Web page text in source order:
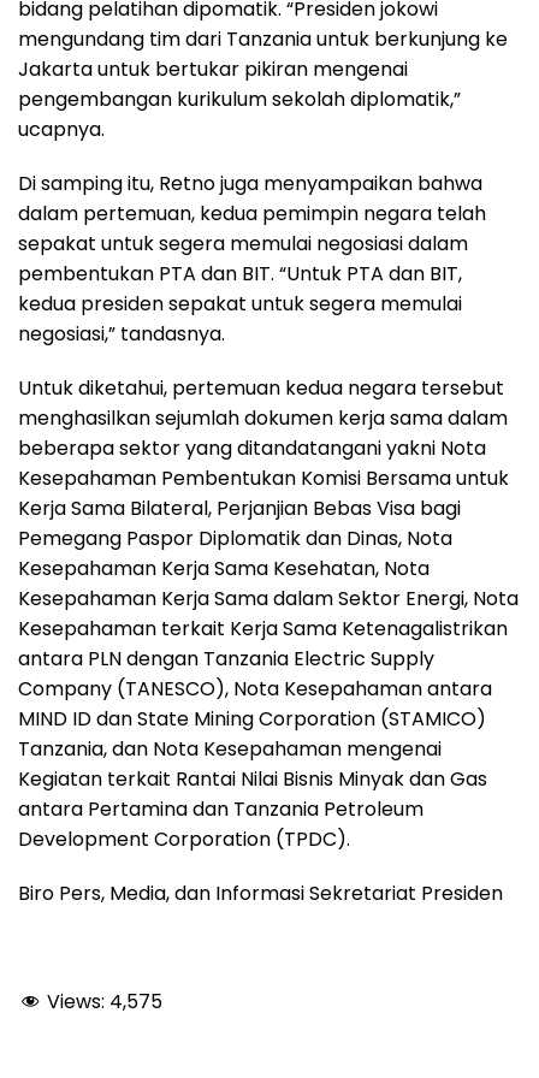
bidang pelatihan dipomatik. “Presiden jokowi
mengundang tim dari Tanzania untuk berkunjung ke
Jakarta untuk bertukar pikiran mengenai
pengembangan kurikulum sekolah diplomatik,”
ucapnya.
Di samping itu, Retno juga menyampaikan bahwa
dalam pertemuan, kedua pemimpin negara telah
sepakat untuk segera memulai negosiasi dalam
pembentukan PTA dan BIT. “Untuk PTA dan BIT,
kedua presiden sepakat untuk segera memulai
negosiasi,” tandasnya.
Untuk diketahui, pertemuan kedua negara tersebut
menghasilkan sejumlah dokumen kerja sama dalam
beberapa sektor yang ditandatangani yakni Nota
Kesepahaman Pembentukan Komisi Bersama untuk
Kerja Sama Bilateral, Perjanjian Bebas Visa bagi
Pemegang Paspor Diplomatik dan Dinas, Nota
Kesepahaman Kerja Sama Kesehatan, Nota
Kesepahaman Kerja Sama dalam Sektor Energi, Nota
Kesepahaman terkait Kerja Sama Ketenagalistrikan
antara PLN dengan Tanzania Electric Supply
Company (TANESCO), Nota Kesepahaman antara
MIND ID dan State Mining Corporation (STAMICO)
Tanzania, dan Nota Kesepahaman mengenai
Kegiatan terkait Rantai Nilai Bisnis Minyak dan Gas
antara Pertamina dan Tanzania Petroleum
Development Corporation (TPDC).
Biro Pers, Media, dan Informasi Sekretariat Presiden
Views: 4,575